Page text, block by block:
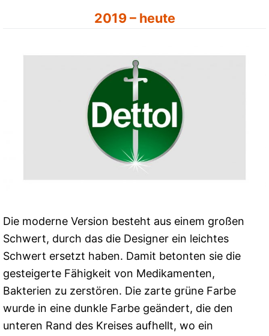
2019 – heute
Die moderne Version besteht aus einem großen
Schwert, durch das die Designer ein leichtes
Schwert ersetzt haben. Damit betonten sie die
gesteigerte Fähigkeit von Medikamenten,
Bakterien zu zerstören. Die zarte grüne Farbe
wurde in eine dunkle Farbe geändert, die den
unteren Rand des Kreises aufhellt, wo ein